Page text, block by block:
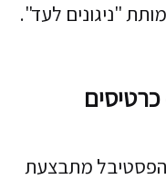
"ניגונים לעד".
הפסטיבל מתבצעת